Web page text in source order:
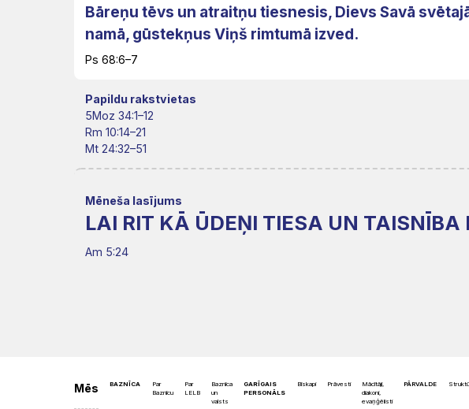
Kontakti
un
jauniešiem
Iepazīsti
kristietību
dienests
Misija
Indijā
Vakances
Svētdienas
Rīts
Draudzēm
Bāreņu tēvs un atraitņu tiesnesis, Dievs Savā
namā, gūstekņus Viņš rimtumā izved.
Ps 68:6–7
Papildu rakstvietas
5Moz 34:1–12
Rm 10:14–21
Mt 24:32–51
Mēneša lasījums
LAI RIT KĀ ŪDEŅI TIESA UN
Am 5:24
Mēs BAZNĪCA
Par
Baznīcu
Par
LELB
Baznīca
un
valsts
GARĪGAIS
PERSONĀLS
Bīskapi Prāvesti
Mācītāji,
diakoni,
evaņģēlisti
PĀRVALDE